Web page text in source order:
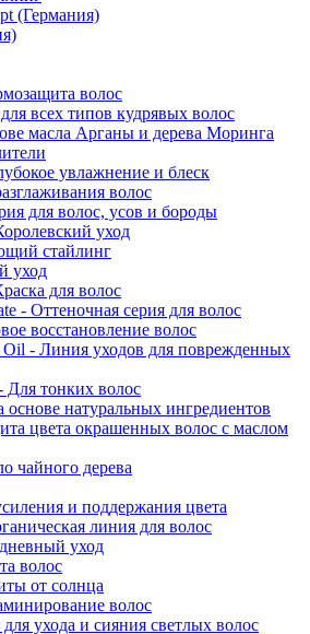
(Германия)
волос
всех типов кудрявых волос
масла Арганы и дерева Моринга
увлажнение и блеск
волос
для волос, усов и бороды
уход
стайлинг
уход
для волос
- Оттеночная серия для волос
восстановление волос
- Линия уходов для поврежденных
тонких волос
натуральных ингредиентов
цвета окрашенных волос с маслом
чайного дерева
и поддержания цвета
линия для волос
уход
волос
от солнца
волос
ухода и сияния светлых волос